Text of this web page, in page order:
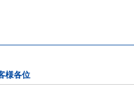
様各位